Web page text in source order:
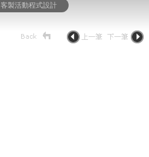
客製活動程式設計